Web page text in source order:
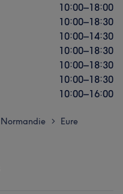
10:00–18:00
10:00–18:30
10:00–14:30
10:00–18:30
10:00–18:30
10:00–18:30
10:00–16:00
Normandie > Eure